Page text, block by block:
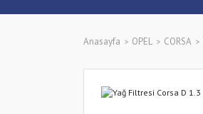
Anasayfa OPEL CORSA